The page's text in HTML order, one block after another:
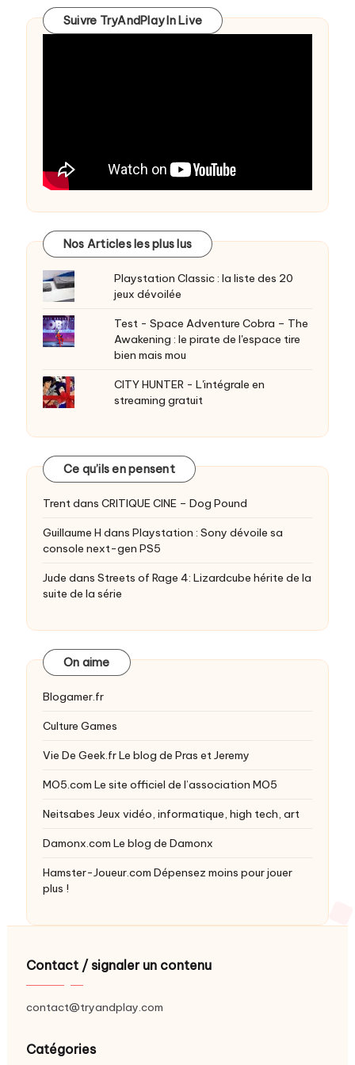
Suivre TryAndPlay In Live
Nos Articles les plus lus
Playstation Classic : la liste des 20
jeux dévoilée
Test - Space Adventure Cobra – The
Awakening : le pirate de l'espace tire
bien mais mou
CITY HUNTER - L'intégrale en
streaming gratuit
Ce qu’ils en pensent
Trentdans CRITIQUE CINE – Dog Pound
Guillaume H dans Playstation : Sony dévoile sa
console next-gen PS5
Jude dans Streets of Rage 4: Lizardcube hérite de la
suite de la série
On aime
Blogamer.fr
Culture Games
Vie De Geek.frLe blog de Pras et Jeremy
MO5.com Le site officiel de l’association MO5
Neitsabes Jeux vidéo, informatique, high tech, art
Damonx.com Le blog de Damonx
Hamster-Joueur.com Dépensez moins pour jouer
plus !
Contact / signaler un contenu
contact@tryandplay.com
Catégories